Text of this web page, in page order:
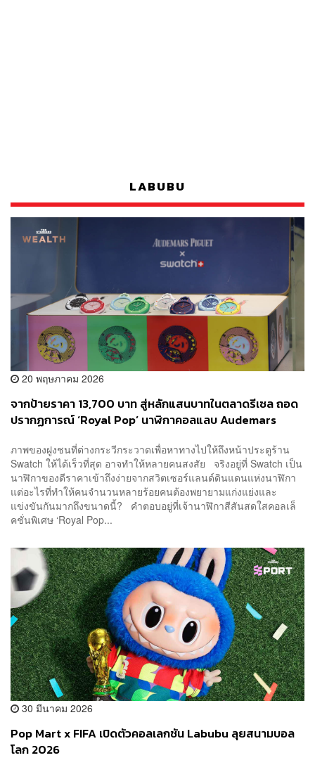
LABUBU
20 พฤษภาคม 2026
จากป้ายราคา 13,700 บาท สู่หลักแสนบาทในตลาดรีเซล ถอด
ปรากฏการณ์ ‘Royal Pop’ นาฬิกาคอลแลบ Audemars
ภาพของฝูงชนที่ต่างกระวีกระวาดเพื่อหาทางไปให้ถึงหน้าประตูร้าน
Swatch ให้ได้เร็วที่สุด อาจทำให้หลายคนสงสัย จริงอยู่ที่ Swatch เป็น
นาฬิกาของดีราคาเข้าถึงง่ายจากสวิตเซอร์แลนด์ดินแดนแห่งนาฬิกา
แต่อะไรที่ทำให้คนจำนวนหลายร้อยคนต้องพยายามแก่งแย่งและ
แข่งขันกันมากถึงขนาดนี้? คำตอบอยู่ที่เจ้านาฬิกาสีสันสดใสคอลเล็
คชั่นพิเศษ ‘Royal Pop...
30 มีนาคม 2026
Pop Mart x FIFA เปิดตัวคอลเลกชัน Labubu ลุยสนามบอล
โลก 2026